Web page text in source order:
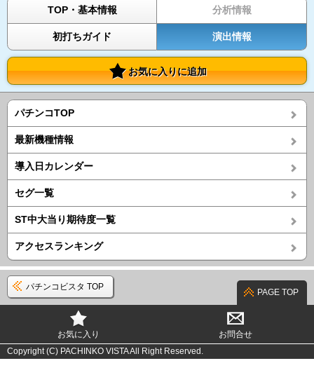
TOP・基本情報 分析情報
初打ちガイド 演出情報
お気に入りに追加
パチンコTOP
最新機種情報
導入日カレンダー
セグ一覧
ST中大当り期待度一覧
アクセスランキング
パチンコビスタ TOP
PAGE TOP
お気に入り
お問合せ
Copyright (C) PACHINKO VISTA All Right Reserved.